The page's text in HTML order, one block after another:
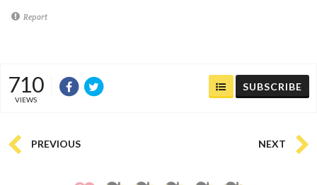
Report
710
VIEWS
SUBSCRIBE
PREVIOUS NEXT